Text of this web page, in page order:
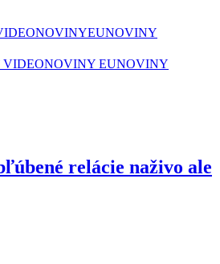
EUNOVINY
VIDEONOVINY EUNOVINY
relácie naživo ale